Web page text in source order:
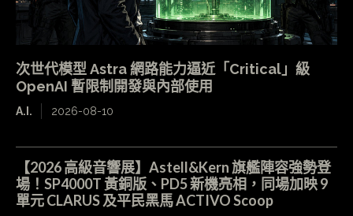
次世代模型 Astra 網路能力逼近「Critical」級
OpenAI 暫限制開發與內部使用
A.I. 2026-08-10
【2026 高級音響展】Astell&Kern 旗艦陣容強勢登
場！SP4000T 黃銅版、PD5 新機亮相，同場加映 9
單元 CLARUS 及平民黑馬 ACTIVO Scoop